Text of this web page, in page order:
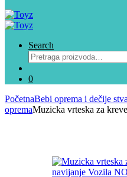
Search
Pretraga
za:
0
PočetnaBebi oprema i dečije
opremaMuzicka vrteska za